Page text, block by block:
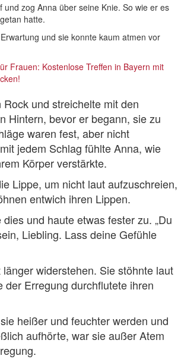
und zog Anna über seine Knie. So wie er es
hatte.
und sie konnte kaum atmen vor
und streichelte mit den
Hintern, bevor er begann, sie zu
waren fest, aber nicht
jedem Schlag fühlte Anna, wie
Körper verstärkte.
Lippe, um nicht laut aufzuschreien,
entwich ihren Lippen.
und haute etwas fester zu. „Du
Liebling. Lass deine Gefühle
widerstehen. Sie stöhnte laut
der Erregung durchflutete ihren
heißer und feuchter werden und
aufhörte, war sie außer Atem